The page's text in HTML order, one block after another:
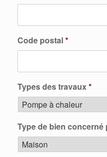
Code postal*
Types des travaux*
Type de bien concerné